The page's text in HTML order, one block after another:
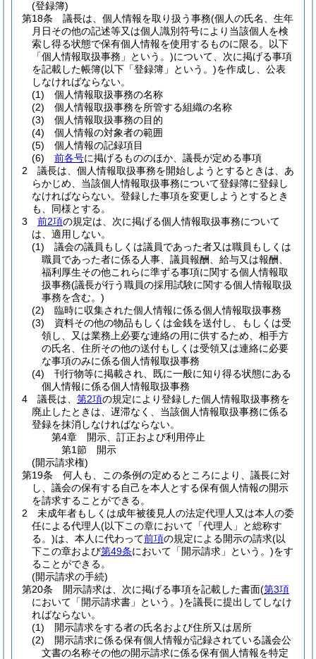
(登録簿)
第18条
議長は、個人情報を取り扱う事務(個人の氏名、生年
月日その他の記述等又は個人識別符号により当該個人を検
索し得る状態で保有個人情報を使用するものに限る。以下
「個人情報取扱事務」という。)について、次に掲げる事項
を記載した帳簿(以下「登録簿」という。)を作成し、公表
しなければならない。
(1)
個人情報取扱事務の名称
(2)
個人情報取扱事務を所管する組織の名称
(3)
個人情報取扱事務の目的
(4)
個人情報の対象者の範囲
(5)
個人情報の記録項目
(6)
前各号に掲げるもののほか、議長が定める事項
2
議長は、個人情報取扱事務を開始しようとするときは、あ
らかじめ、当該個人情報取扱事務について登録簿に登録し
なければならない。 登録した事項を変更しようとするとき
も、同様とする。
3
前2項の規定は、次に掲げる個人情報取扱事務について
は、適用しない。
(1)
議会の議員もしくは議員であった者又は職員もしくは
職員であった者に係る人事、議員報酬、給与又は報酬、
福利厚生その他これらに準ずる事項に関する個人情報取
扱事務(議長が行う職員の採用試験に関する個人情報取扱
事務を含む。)
(2)
臨時に収集された個人情報に係る個人情報取扱事務
(3)
資料その他の物品もしくは金銭を送付し、もしくは受
領し、又は業務上必要な連絡の用に供するため、相手方
の氏名、住所その他の送付もしくは受領又は連絡に必要
な事項のみに係る個人情報取扱事務
(4)
刊行物等に掲載され、既に一般に知り得る状態にある
個人情報に係る個人情報取扱事務
4
議長は、 第2項の規定により登録した個人情報取扱事務を
廃止したときは、遅滞なく、当該個人情報取扱事務に係る
登録を抹消しなければならない。
第4章
開示、訂正および利用停止
第1節
開示
(開示請求権)
第19条
何人も、この条例の定めるところにより、議長に対
し、議会の保有する自己を本人とする保有個人情報の開示
を請求することができる。
2
未成年者もしくは成年被後見人の法定代理人又は本人の委
任による代理人(以下この章において「代理人」と総称す
る。)は、本人に代わって前項の規定による開示の請求(以
下この章および第49条において「開示請求」という。)をす
ることができる。
(開示請求の手続)
第20条
開示請求は、次に掲げる事項を記載した書面(第3項
において「開示請求書」という。)を議長に提出してしなけ
ればならない。
(1)
開示請求をする者の氏名および住所又は居所
(2)
開示請求に係る保有個人情報が記録されている議会公
文書の名称その他の開示請求に係る保有個人情報を特定